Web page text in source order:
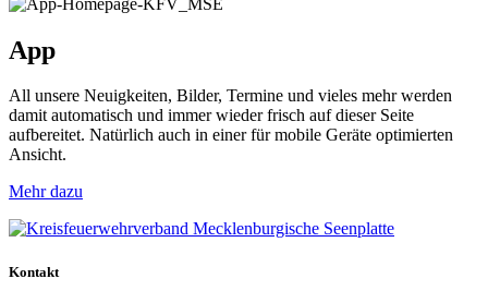
App
All unsere Neuigkeiten, Bilder, Termine und vieles mehr werden
damit automatisch und immer wieder frisch auf dieser Seite
aufbereitet. Natürlich auch in einer für mobile Geräte optimierten
Ansicht.
Mehr dazu
Kontakt